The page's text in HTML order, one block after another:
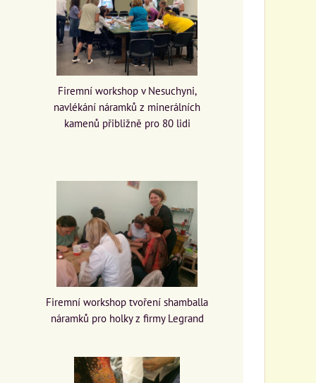
Firemní workshop v Nesuchyni,
navlékání náramků z minerálních
kamenů přibližně pro 80 lidi
Firemní workshop tvoření shamballa
náramků pro holky z firmy Legrand